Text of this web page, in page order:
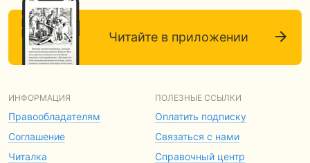
Читайте в приложении
ИНФОРМАЦИЯ
Правообладателям
Соглашение
Читалка
ПОЛЕЗНЫЕ ССЫЛКИ
Оплатить подписку
Связаться с нами
Справочный центр